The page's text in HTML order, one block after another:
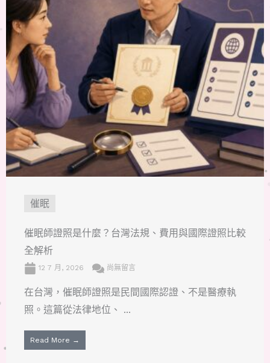
催眠
催眠師證照是什麼？台灣法規、費用與國際證照比較
全解析
12 7 月, 2026 尚無留言
在台灣，催眠師證照是民間國際認證、不是醫療執
照。這篇從法律地位、 ...
Read More →